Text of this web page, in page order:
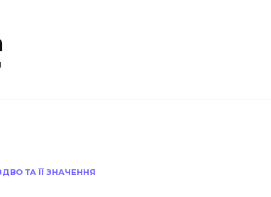
ТА ЇЇ ЗНАЧЕННЯ